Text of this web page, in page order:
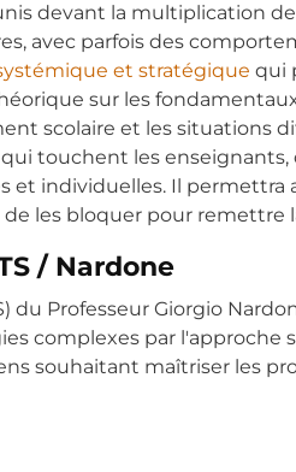
devant la multiplication
avec parfois des
et stratégique qui
sur les fondamentaux
scolaire et les situations
touchent les
individuelles. Il
les bloquer pour
/ Nardone
du Professeur Giorgio
complexes par l'approche
souhaitant maîtriser les